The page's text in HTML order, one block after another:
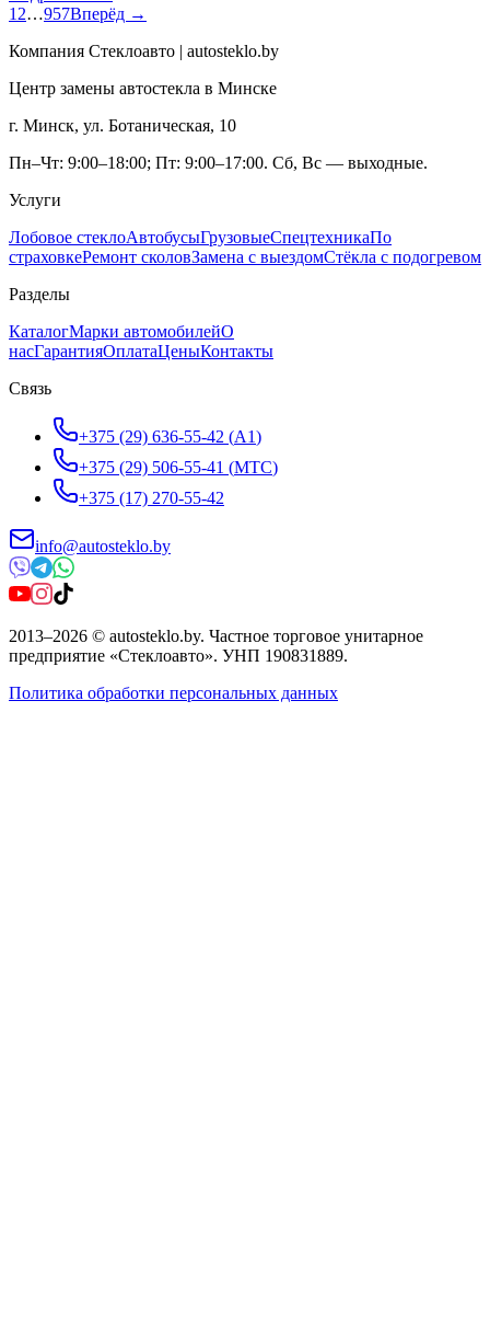
1 2…957Вперёд →
Компания Стеклоавто | autosteklo.by
Центр замены автостекла в Минске
г. Минск, ул. Ботаническая, 10
Пн–Чт: 9:00–18:00; Пт: 9:00–17:00. Сб, Вс — выходные.
Услуги
Лобовое стеклоАвтобусыГрузовыеСпецтехникаПо
страховкеРемонт сколовЗамена с выездомСтёкла с подогревом
Разделы
КаталогМарки автомобилейО
насГарантияОплатаЦеныКонтакты
Связь
+375 (29) 636-55-42 (A1)
+375 (29) 506-55-41 (МТС)
+375 (17) 270-55-42
info@autosteklo.by
2013–2026 © autosteklo.by. Частное торговое унитарное
предприятие «Стеклоавто». УНП 190831889.
Политика обработки персональных данных